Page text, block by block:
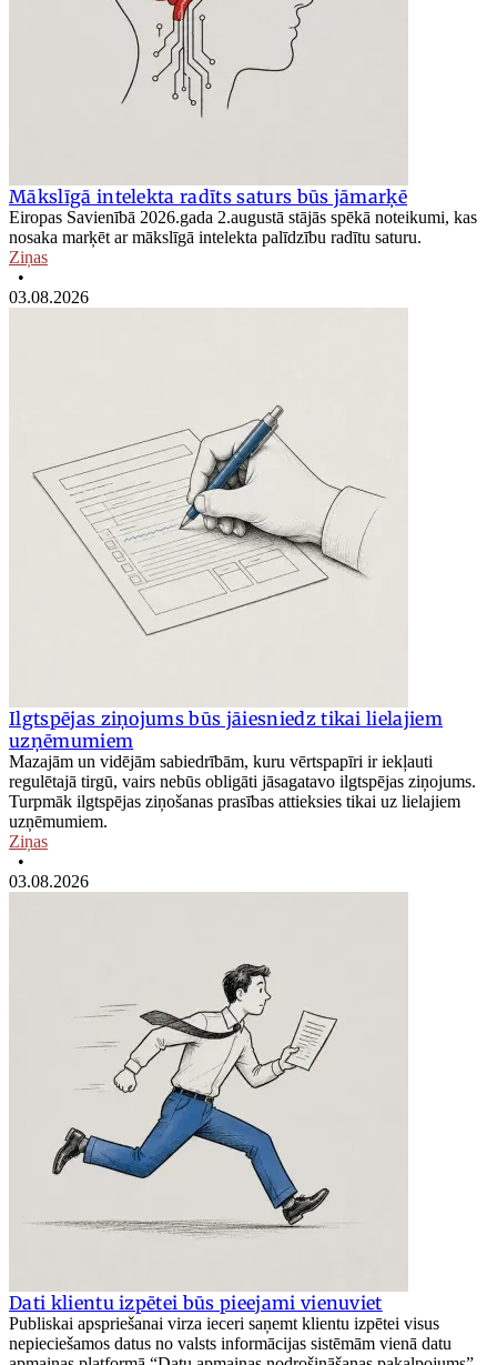
Mākslīgā intelekta radīts saturs būs jāmarķē
Eiropas Savienībā 2026.gada 2.augustā stājās spēkā noteikumi, kas
nosaka marķēt ar mākslīgā intelekta palīdzību radītu saturu.
Ziņas
•
03.08.2026
Ilgtspējas ziņojums būs jāiesniedz tikai lielajiem
uzņēmumiem
Mazajām un vidējām sabiedrībām, kuru vērtspapīri ir iekļauti
regulētajā tirgū, vairs nebūs obligāti jāsagatavo ilgtspējas ziņojums.
Turpmāk ilgtspējas ziņošanas prasības attieksies tikai uz lielajiem
uzņēmumiem.
Ziņas
•
03.08.2026
Dati klientu izpētei būs pieejami vienuviet
Publiskai apspriešanai virza ieceri saņemt klientu izpētei visus
nepieciešamos datus no valsts informācijas sistēmām vienā datu